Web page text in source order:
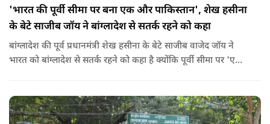
'भारत की पूर्वी सीमा पर बना एक और पाकिस्तान', शेख हसीना
के बेटे साजीब जॉय ने बांग्लादेश से सतर्क रहने को कहा
बांग्लादेश की पूर्व प्रधानमंत्री शेख हसीना के बेटे साजीब वाजेद जॉय ने
भारत को बांग्लादेश से सतर्क रहने को कहा है क्योंकि पूर्वी सीमा पर 'एक
होना चाहिए.